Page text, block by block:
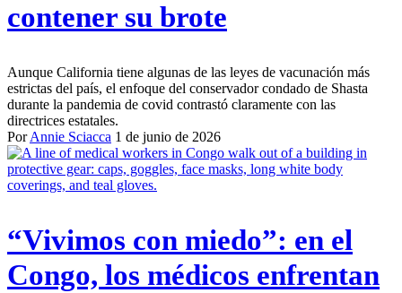
contener su brote
Aunque California tiene algunas de las leyes de vacunación más
estrictas del país, el enfoque del conservador condado de Shasta
durante la pandemia de covid contrastó claramente con las
directrices estatales.
PorAnnie Sciacca 1 de junio de 2026
“Vivimos con miedo”: en el
Congo, los médicos enfrentan